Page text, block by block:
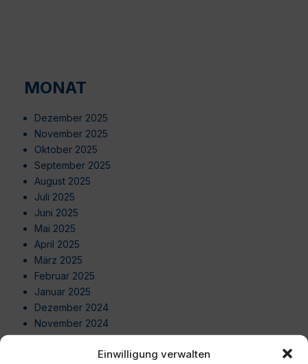
Einwilligung verwalten
MONAT
Dezember 2025
November 2025
Oktober 2025
September 2025
August 2025
Juli 2025
Juni 2025
Mai 2025
April 2025
März 2025
Februar 2025
Januar 2025
Dezember 2024
November 2024
Oktober 2024
September 2024